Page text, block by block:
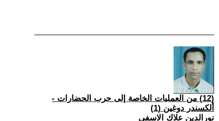
(12) من العمليات الخاصة إلى حرب الحضارات -
ألكسندر دوغين (1)
نورالدين علاك الاسفي